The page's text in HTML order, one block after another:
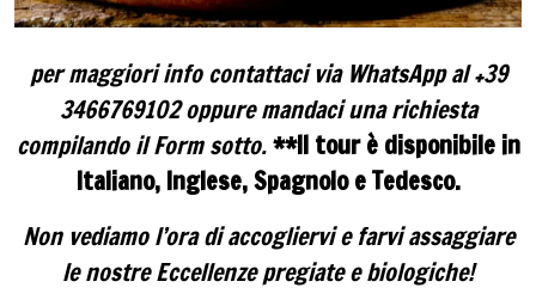
per maggiori info contattaci via WhatsApp al +39
3466769102 oppure mandaci una richiesta
compilando il Form sotto.**Il tour è disponibile in
Italiano, Inglese, Spagnolo e Tedesco.
Non vediamo l’ora di accogliervi e farvi assaggiare
le nostre Eccellenze pregiate e biologiche!